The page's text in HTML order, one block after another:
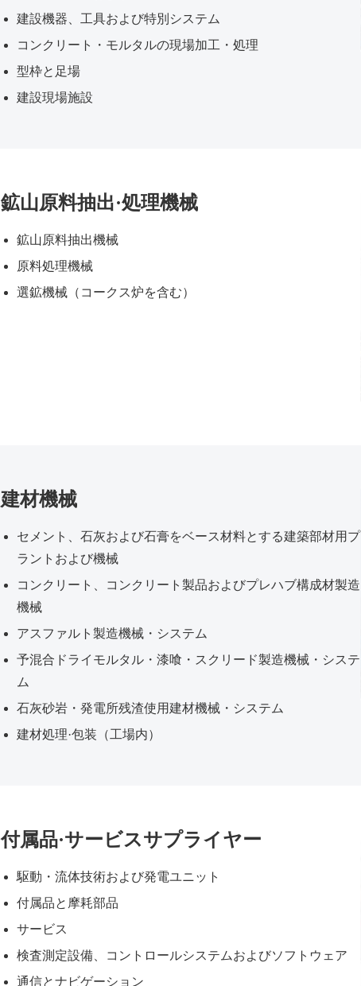
建設機器、工具および特別システム
コンクリート・モルタルの現場加工・処理
型枠と足場
建設現場施設
鉱山原料抽出·処理機械
鉱山原料抽出機械
原料処理機械
選鉱機械（コークス炉を含む）
建材機械
セメント、石灰および石膏をベース材料とする建築部材用プ
ラントおよび機械
コンクリート、コンクリート製品およびプレハブ構成材製造
機械
アスファルト製造機械・システム
予混合ドライモルタル・漆喰・スクリード製造機械・システ
ム
石灰砂岩・発電所残渣使用建材機械・システム
建材処理·包装（工場内）
付属品·サービスサプライヤー
駆動・流体技術および発電ユニット
付属品と摩耗部品
サービス
検査測定設備、コントロールシステムおよびソフトウェア
通信とナビゲーション